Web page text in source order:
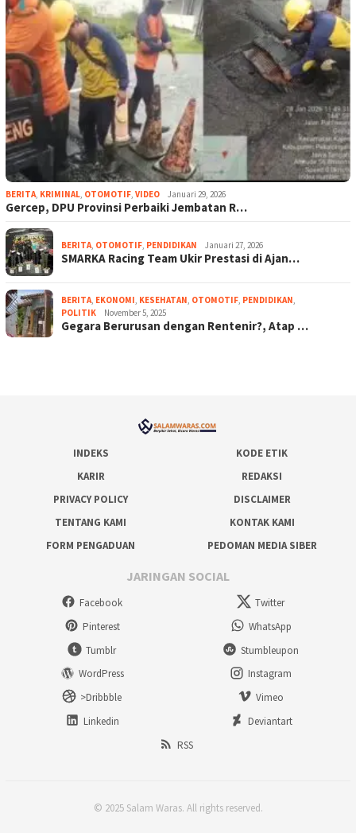
BERITA, KRIMINAL, OTOMOTIF, VIDEO Januari 29, 2026
Gercep, DPU Provinsi Perbaiki Jembatan R…
BERITA, OTOMOTIF, PENDIDIKAN Januari 27, 2026
SMARKA Racing Team Ukir Prestasi di Ajan…
BERITA, EKONOMI, KESEHATAN, OTOMOTIF, PENDIDIKAN,
POLITIK
November 5, 2025
Gegara Berurusan dengan Rentenir?, Atap …
INDEKS
KODE ETIK
KARIR
REDAKSI
PRIVACY POLICY
DISCLAIMER
TENTANG KAMI
KONTAK KAMI
FORM PENGADUAN
PEDOMAN MEDIA SIBER
JARINGAN SOCIAL
Facebook
Twitter
Pinterest
WhatsApp
Tumblr
Stumbleupon
WordPress
Instagram
>Dribbble
Vimeo
Linkedin
Deviantart
RSS
© 2025 Salam Waras. All rights reserved.